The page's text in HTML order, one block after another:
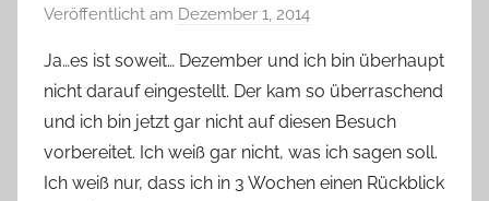
und
mehr
Veröffentlicht am Dezember 1, 2014
n
Y
v
o
n
Ja…es ist soweit… Dezember und ich bin überhaupt
nicht darauf eingestellt. Der kam so überraschend
und ich bin jetzt gar nicht auf diesen Besuch
vorbereitet. Ich weiß gar nicht, was ich sagen soll.
Ich weiß nur, dass ich in 3 Wochen einen Rückblick